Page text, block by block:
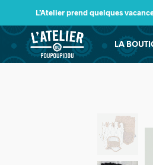
L’Atelier prend quelques
LA